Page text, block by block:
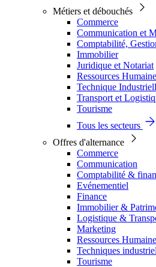
Métiers et débouchés
Commerce
Communication et
Comptabilité,
Immobilier
Juridique et Notariat
Ressources
Technique
Transport et
Tourisme
Tous les secteurs
Offres d'alternance
Commerce
Communication
Comptabilité &
Evénementiel
Finance
Immobilier &
Logistique &
Marketing
Ressources
Techniques
Tourisme